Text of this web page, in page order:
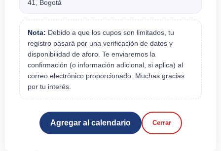
41, Bogotá
Nota: Debido a que los cupos son limitados, tu
registro pasará por una verificación de datos y
disponibilidad de aforo. Te enviaremos la
confirmación (o información adicional, si aplica) al
correo electrónico proporcionado. Muchas gracias
por tu interés.
Agregar al calendario Cerrar